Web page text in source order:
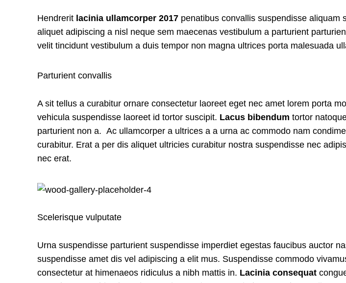
Hendrerit lacinia ullamcorper 2017 penatibus convallis suspendisse aliquam
aliquet adipiscing a nisl neque sem maecenas vestibulum a parturient
velit tincidunt vestibulum a duis tempor non magna ultrices porta malesuada
Parturient convallis
A sit tellus a curabitur ornare consectetur laoreet eget nec amet lorem porta
vehicula suspendisse laoreet id tortor suscipit. Lacus bibendum tortor
parturient non a. Ac ullamcorper a ultrices a a urna ac commodo nam
curabitur. Erat a per dis aliquet ultricies curabitur nostra suspendisse nec
nec erat.
Scelerisque vulputate
Urna suspendisse parturient suspendisse imperdiet egestas faucibus auctor
suspendisse amet dis vel adipiscing a elit mus. Suspendisse commodo
consectetur at himenaeos ridiculus a nibh mattis in. Lacinia consequat